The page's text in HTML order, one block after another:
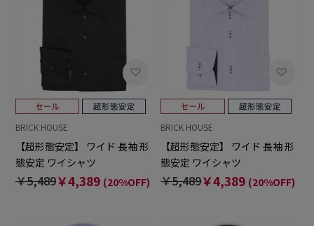
BRICK HOUSE
【超形態安定】 ワイド 長袖 形
態安定 ワイシャツ
￥5,489￥4,389 (20%OFF)
BRICK HOUSE
【超形態安定】 ワイド 長袖 形
態安定 ワイシャツ
￥5,489￥4,389 (20%OFF)